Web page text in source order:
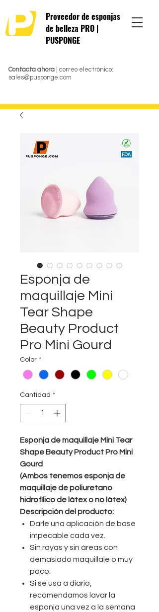
Contacta ahora | correo electrónico:
sales@pusponge.com
Proveedor de esponjas
de belleza PRO |
PUSPONGE
Esponja de
maquillaje Mini
Tear Shape
Beauty Product
Pro Mini Gourd
Color *
Cantidad *
Esponja de maquillaje Mini Tear
Shape Beauty Product Pro Mini
Gourd
(Ambos tenemos esponja de
maquillaje de poliuretano
hidrofílico de látex o no látex)
Descripción del producto:
Darle una aplicación de base
impecable cada vez.
Sin rayas y sin áreas con
demasiado maquillaje o muy
poco.
Si se usa a diario,
recomendamos lavar la
esponja una vez a la semana